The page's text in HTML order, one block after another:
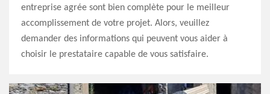
entreprise agrée sont bien complète pour le meilleur
accomplissement de votre projet. Alors, veuillez
demander des informations qui peuvent vous aider à
choisir le prestataire capable de vous satisfaire.